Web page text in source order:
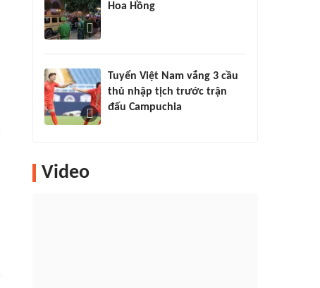
Hoa Hồng
Tuyển Việt Nam vắng 3 cầu
thủ nhập tịch trước trận
đấu Campuchia
Video